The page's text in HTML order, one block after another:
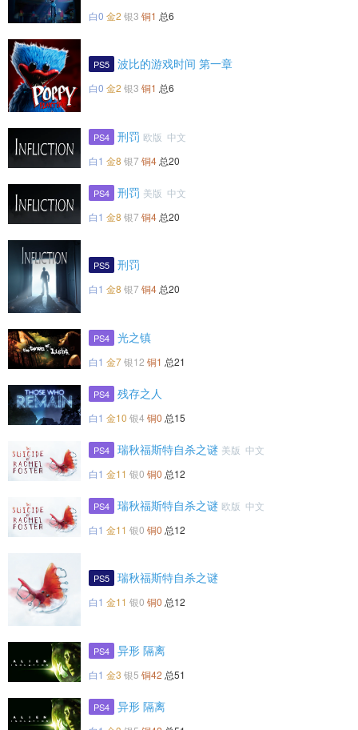
白0 金2 银3 铜1 总6
PS5 波比的游戏时间 第一章
白0 金2 银3 铜1 总6
PS4 刑罚 欧版 中文
白1 金8 银7 铜4 总20
PS4 刑罚 美版 中文
白1 金8 银7 铜4 总20
PS5 刑罚
白1 金8 银7 铜4 总20
PS4 光之镇
白1 金7银12 铜1 总21
PS4 残存之人
白1 金10 银4 铜0 总15
PS4 瑞秋福斯特自杀之谜 美版 中文
白1 金11 银0 铜0 总12
PS4 瑞秋福斯特自杀之谜 欧版 中文
白1 金11 银0 铜0 总12
PS5 瑞秋福斯特自杀之谜
白1 金11 银0 铜0 总12
PS4 异形 隔离
白1 金3 银5 铜42 总51
PS4 异形 隔离